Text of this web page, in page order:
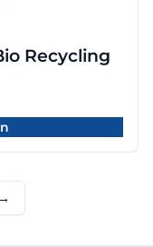
Recycling
→